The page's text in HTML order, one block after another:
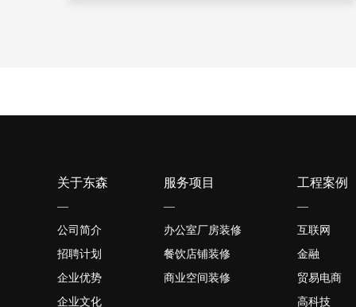
关于东森
—
公司简介
招聘计划
企业优势
企业文化
服务项目
—
办公室厂房装修
餐饮店铺装修
商业空间装修
工程案例
—
互联网
金融
贸易电商
高科技